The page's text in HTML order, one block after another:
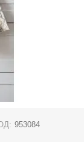
953084